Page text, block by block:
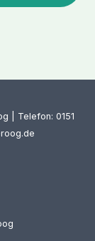
| Telefon: 0151